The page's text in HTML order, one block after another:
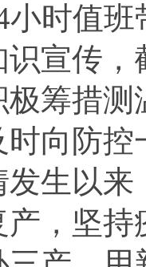
小时值
宣传，
极筹措
时向防
发生以
产，坚